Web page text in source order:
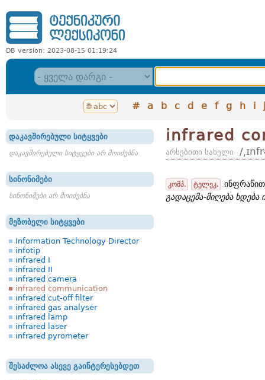
DB version: 2023-08-15 01:19:24
# a b c d e f g h i j
დაკავშირებული სიტყვები
დაკავშირებული სიტყვები არ მოიძებნა
სინონიმები
სინონიმები არ მოიძებნა
მეზობელი სიტყვები
Information Technology Director
infotip
infrared I
infrared II
infrared camera
infrared communication
infrared cut-off filter
infrared gas analyser
infrared lamp
infrared laser
infrared pyrometer
შესაძლოა ასევე გაინტერესებდეთ
infrared
არსებითი სახელი /
კომპ. ტელეკ.
გადაცემა-მიღება